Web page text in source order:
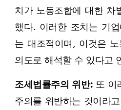
치가 노동조합에 대한 차
했다. 이러한 조치는 기
는 대조적이며, 이것은
의도로 해석할 수 있다고
조세법률주의 위반:또 이
주의를 위반하는 것이라